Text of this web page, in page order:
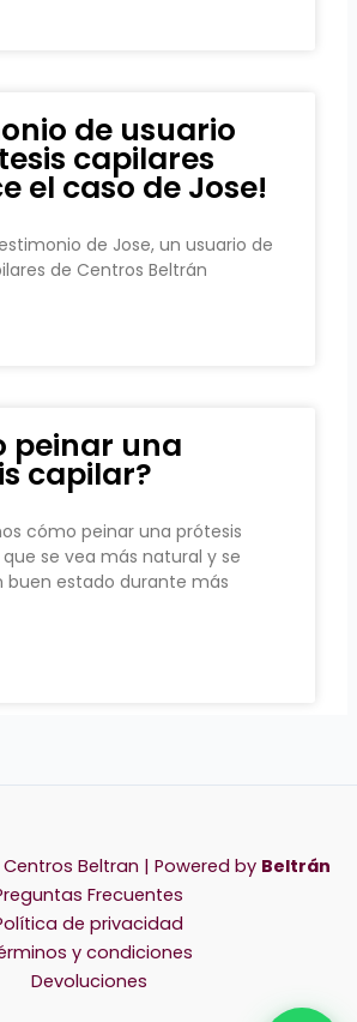
de usuario
capilares
el caso de Jose!
de Jose, un usuario de
de Centros Beltrán
peinar una
capilar?
cómo peinar una prótesis
se vea más natural y se
buen estado durante más
Beltran | Powered by Beltrán
Frecuentes
de privacidad
y condiciones
Devoluciones